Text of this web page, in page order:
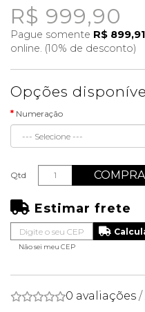
R$ 999,90
Pague somente R$ 899,91
online. (10% de desconto)
Opções
Numeração
Qtd
Estimar frete
Não sei meu CEP
0 avaliações /